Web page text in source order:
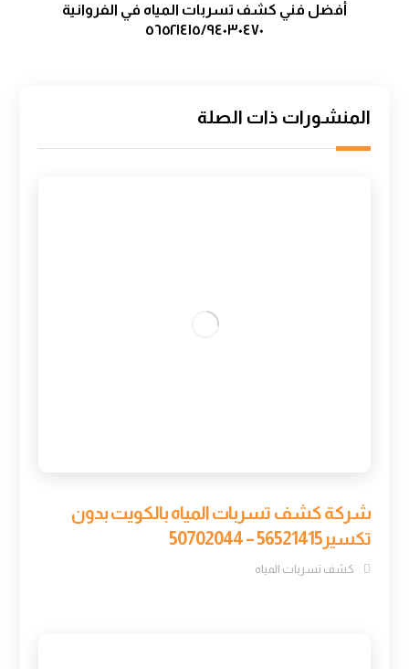
أفضل فني كشف تسربات المياه في الفروانية
٥٦٥٢١٤١٥/٩٤٠٣٠٤٧٠
المنشورات ذات الصلة
شركة كشف تسربات المياه بالكويت بدون
تكسير56521415 – 50702044
كشف تسربات المياه